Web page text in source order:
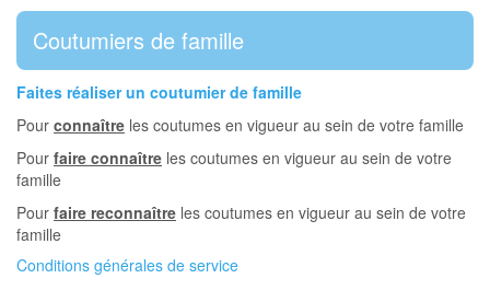
Coutumiers de famille
Faites réaliser un coutumier de famille
Pour connaître les coutumes en vigueur au sein de votre famille
Pour faire connaître les coutumes en vigueur au sein de votre
famille
Pour faire reconnaître les coutumes en vigueur au sein de votre
famille
Conditions générales de service